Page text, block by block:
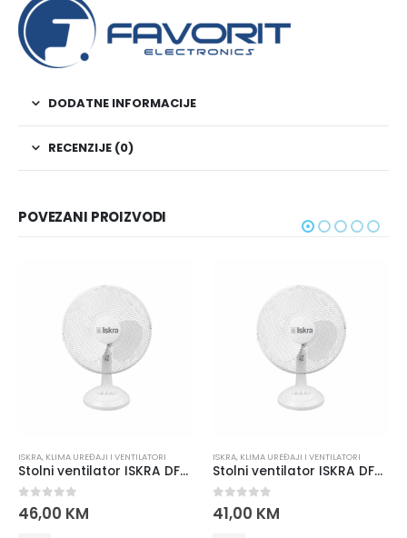
DODATNE INFORMACIJE
RECENZIJE (0)
POVEZANI PROIZVODI
ISKRA, KLIMA UREĐAJI I VENTILATORI
Stolni ventilator ISKRA DF-002
0out of 5
46,00 KM
ISKRA, KLIMA UREĐAJI I VENTILATORI
Stolni ventilator ISKRA DF-003
0out of 5
41,00 KM